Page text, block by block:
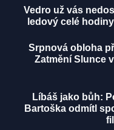
Vedro už vás
ledový celé
Srpnová obloha
Zatmění Slunce
Líbáš jako bůh:
Bartoška odmítl